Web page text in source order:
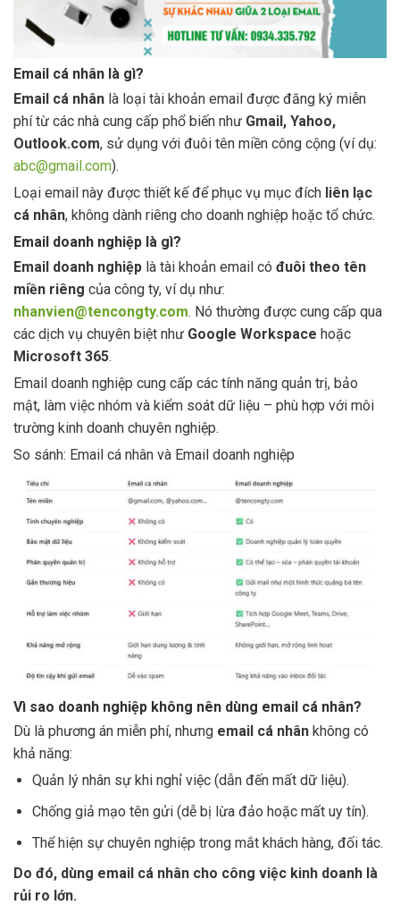
Email cá nhân là gì?
Email cá nhân là loại tài khoản email được đăng ký miễn
phí từ các nhà cung cấp phổ biến như Gmail, Yahoo,
Outlook.com, sử dụng với đuôi tên miền công cộng (ví dụ:
abc@gmail.com).
Loại email này được thiết kế để phục vụ mục đích liên lạc
cá nhân, không dành riêng cho doanh nghiệp hoặc tổ chức.
Email doanh nghiệp là gì?
Email doanh nghiệp là tài khoản email có đuôi theo tên
miền riêng của công ty, ví dụ như:
nhanvien@tencongty.com. Nó thường được cung cấp qua
các dịch vụ chuyên biệt như Google Workspace hoặc
Microsoft 365.
Email doanh nghiệp cung cấp các tính năng quản trị, bảo
mật, làm việc nhóm và kiểm soát dữ liệu – phù hợp với môi
trường kinh doanh chuyên nghiệp.
So sánh: Email cá nhân và Email doanh nghiệp
Vì sao doanh nghiệp không nên dùng email cá nhân?
Dù là phương án miễn phí, nhưng email cá nhân không có
khả năng:
Quản lý nhân sự khi nghỉ việc (dẫn đến mất dữ liệu).
Chống giả mạo tên gửi (dễ bị lừa đảo hoặc mất uy tín).
Thể hiện sự chuyên nghiệp trong mắt khách hàng, đối tác.
Do đó, dùng email cá nhân cho công việc kinh doanh là
rủi ro lớn.